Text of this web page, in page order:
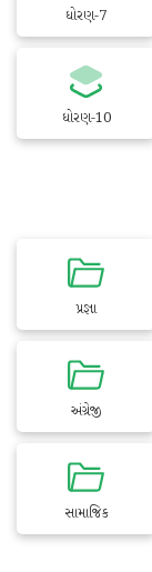
ધોરણ-7
ધોરણ-10
પ્રજ્ઞા
અંગ્રેજી
સામાજિક